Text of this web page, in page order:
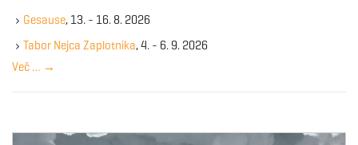
e
y
w
r
Gesause, 13. - 16. 8. 2026
Tabor Nejca Zaplotnika, 4. - 6. 9. 2026
Več … →